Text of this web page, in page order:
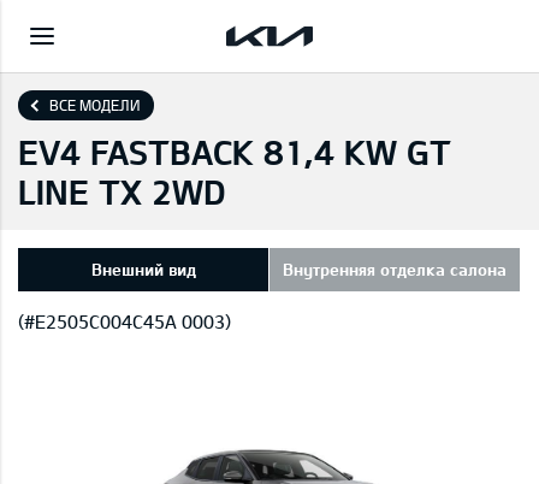
ВСЕ МОДЕЛИ
EV4 FASTBACK 81,4 KW GT
LINE TX 2WD
Внешний вид Внутренняя отделка салона
(#E2505C004C45A 0003)